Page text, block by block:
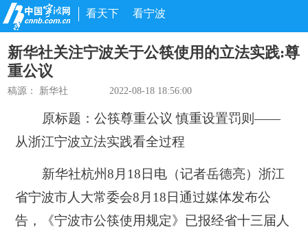
看天下 看宁波
新华社关注宁波关于公筷使用的立法实践:尊
重公议
稿源： 新华社 2022-08-18 18:56:00
原标题： 公筷尊重公议 慎重设置罚则——
从浙江宁波立法实践看全过程
新华社杭州8月18日电（记者岳德亮）浙江
省宁波市人大常委会8月18日通过媒体发布公
告，《宁波市公筷使用规定》已报经省十三届人